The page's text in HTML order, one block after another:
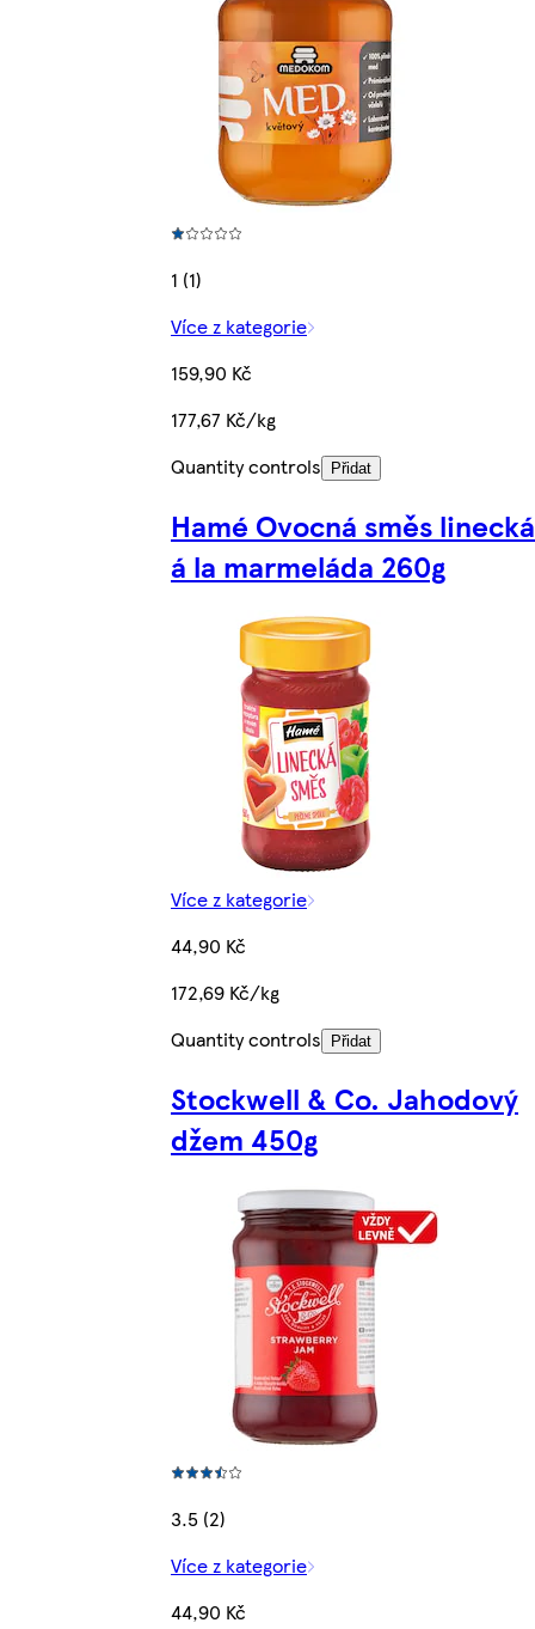
1 (1)
Více z kategorie
159,90 Kč
177,67 Kč/kg
Quantity controls
Přidat
Hamé Ovocná směs linecká
á la marmeláda 260g
Více z kategorie
44,90 Kč
172,69 Kč/kg
Quantity controls
Přidat
Stockwell & Co. Jahodový
džem 450g
3.5 (2)
Více z kategorie
44,90 Kč